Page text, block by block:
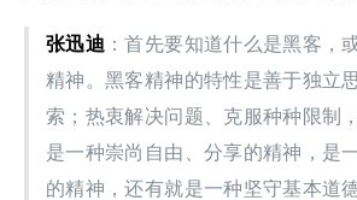
张迅迪 ：首先要知道什么是黑客，
精神。黑客精神的特性是善于独立
索；热衷解决问题、克服种种限制
是一种崇尚自由、分享的精神，是
的精神，还有就是一种坚守基本道